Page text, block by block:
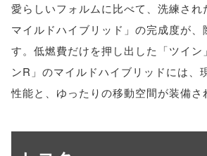
愛らしいフォルムに比べて、洗練さ
マイルドハイブリッド」の完成度が、
す。低燃費だけを押し出した「ツイ
ンR」のマイルドハイブリッドには、
性能と、ゆったりの移動空間が装備さ